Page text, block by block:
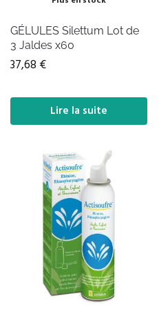
GÉLULES Silettum Lot de
3 Jaldes x60
37,68 €
Lire la suite